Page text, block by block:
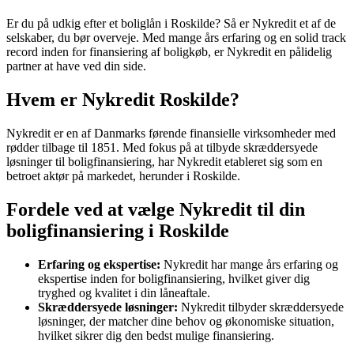
Er du på udkig efter et boliglån i Roskilde? Så er Nykredit et af de
selskaber, du bør overveje. Med mange års erfaring og en solid track
record inden for finansiering af boligkøb, er Nykredit en pålidelig
partner at have ved din side.
Hvem er Nykredit Roskilde?
Nykredit er en af Danmarks førende finansielle virksomheder med
rødder tilbage til 1851. Med fokus på at tilbyde skræddersyede
løsninger til boligfinansiering, har Nykredit etableret sig som en
betroet aktør på markedet, herunder i Roskilde.
Fordele ved at vælge Nykredit til din
boligfinansiering i Roskilde
Erfaring og ekspertise: Nykredit har mange års erfaring og
ekspertise inden for boligfinansiering, hvilket giver dig
tryghed og kvalitet i din låneaftale.
Skræddersyede løsninger: Nykredit tilbyder skræddersyede
løsninger, der matcher dine behov og økonomiske situation,
hvilket sikrer dig den bedst mulige finansiering.